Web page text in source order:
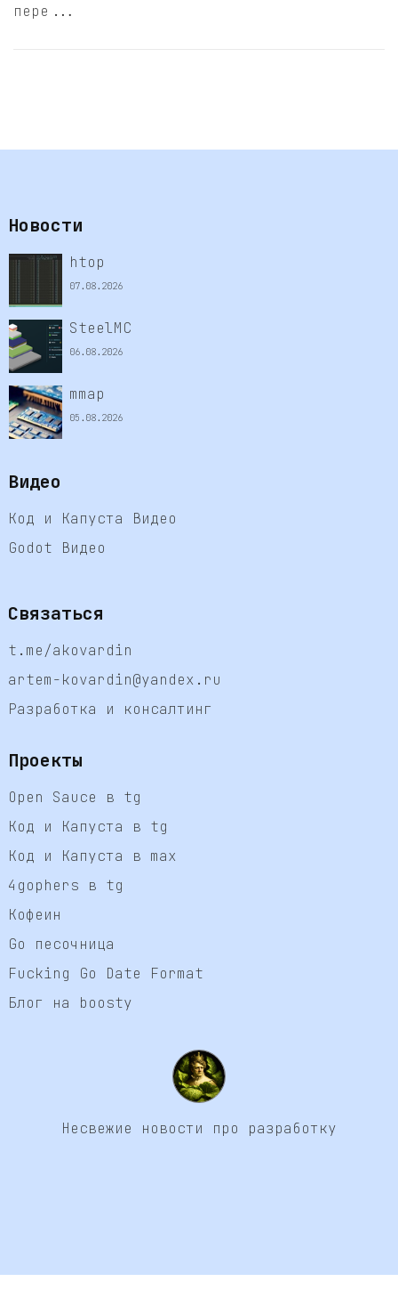
пере...
Новости
htop
07.08.2026
SteelMC
06.08.2026
mmap
05.08.2026
Видео
Код и Капуста Видео
Godot Видео
Связаться
t.me/akovardin
artem-kovardin@yandex.ru
Разработка и консалтинг
Проекты
Open Sauce в tg
Код и Капуста в tg
Код и Капуста в max
4gophers в tg
Кофеин
Go песочница
Fucking Go Date Format
Блог на boosty
Несвежие новости про разработку